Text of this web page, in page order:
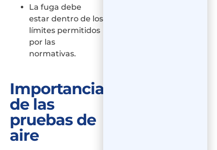
La fuga debe
estar dentro de los
límites permitidos
por las
normativas.
Importancia
de las
pruebas de
aire